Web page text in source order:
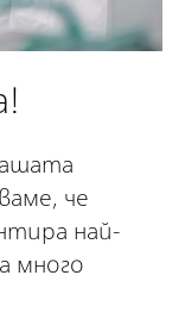
че
най-
много